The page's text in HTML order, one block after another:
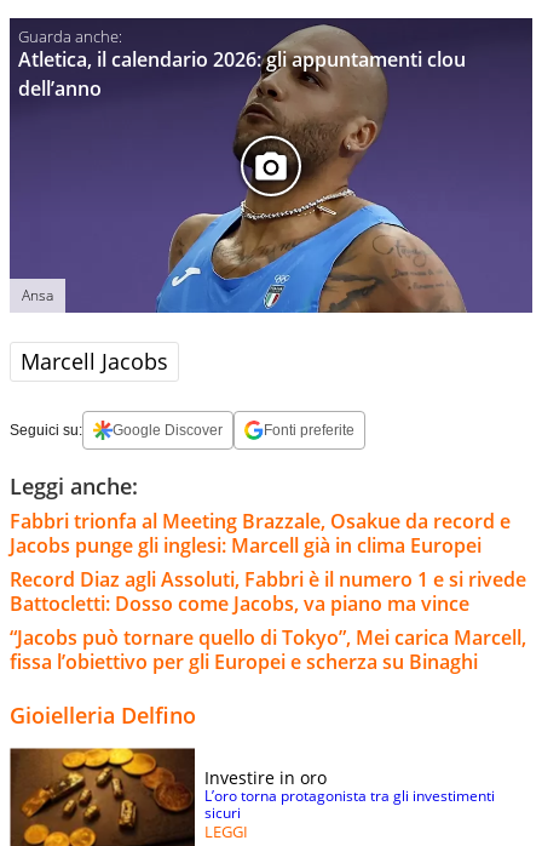
Atletica, il calendario 2026: gli appuntamenti clou
dell’anno
Ansa
Marcell Jacobs
Seguici su: Google Discover Fonti preferite
Leggi anche:
Fabbri trionfa al Meeting Brazzale, Osakue da record e
Jacobs punge gli inglesi: Marcell già in clima Europei
Record Diaz agli Assoluti, Fabbri è il numero 1 e si rivede
Battocletti: Dosso come Jacobs, va piano ma vince
“Jacobs può tornare quello di Tokyo”, Mei carica Marcell,
fissa l’obiettivo per gli Europei e scherza su Binaghi
Gioielleria Delfino
Investire in oro
L’oro torna protagonista tra gli investimenti
sicuri
LEGGI